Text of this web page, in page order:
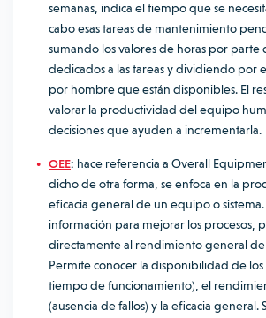
semanas, indica el tiempo que se
cabo esas tareas de mantenimiento
sumando los valores de horas por parte
dedicados a las tareas y dividiendo por
por hombre que están disponibles. El
valorar la productividad del equipo
decisiones que ayuden a incrementarla.
OEE: hace referencia a Overall
dicho de otra forma, se enfoca en la
eficacia general de un equipo o
información para mejorar los procesos,
directamente al rendimiento general de
Permite conocer la disponibilidad de los
tiempo de funcionamiento), el
(ausencia de fallos) y la eficacia general.